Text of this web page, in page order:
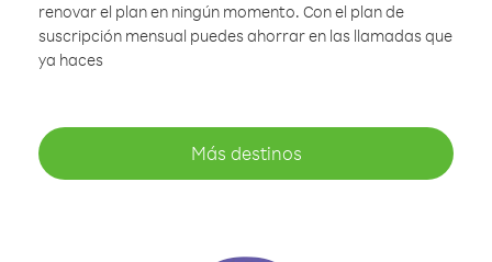
renovar el plan en ningún momento. Con el plan de
suscripción mensual puedes ahorrar en las llamadas que
ya haces
Más destinos